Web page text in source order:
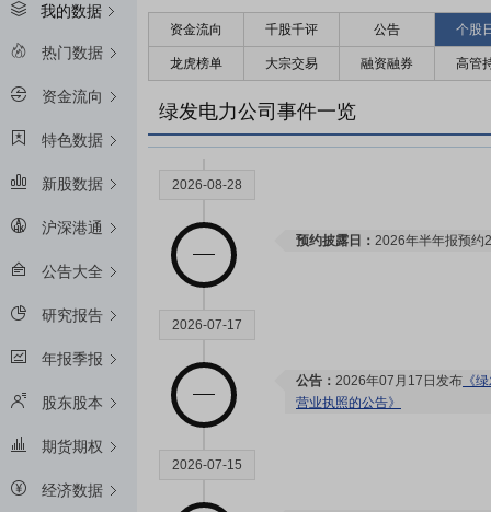
我的数据
热门数据
资金流向
特色数据
新股数据
沪深港通
公告大全
研究报告
年报季报
股东股本
期货期权
经济数据
资金流向 千股千评 公告 个股
龙虎榜单 大宗交易 融资融券 高管
绿发电力公司事件一览
2026-08-28
预约披露日： 2026年半年报预约
2026-07-17
公告： 2026年07月17日发布 《
营业执照的公告》
2026-07-15